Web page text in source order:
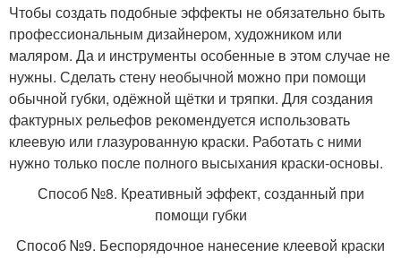
Чтобы создать подобные эффекты не обязательно быть
профессиональным дизайнером, художником или
маляром. Да и инструменты особенные в этом случае не
нужны. Сделать стену необычной можно при помощи
обычной губки, одёжной щётки и тряпки. Для создания
фактурных рельефов рекомендуется использовать
клеевую или глазурованную краски. Работать с ними
нужно только после полного высыхания краски-основы.
Способ №8. Креативный эффект, созданный при
помощи губки
Способ №9. Беспорядочное нанесение клеевой краски